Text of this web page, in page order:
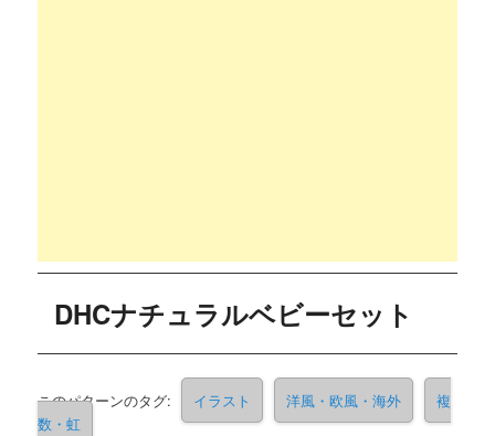
DHCナチュラルベビーセット
このパターンのタグ: イラスト 洋風・欧風・海外
複
数・虹